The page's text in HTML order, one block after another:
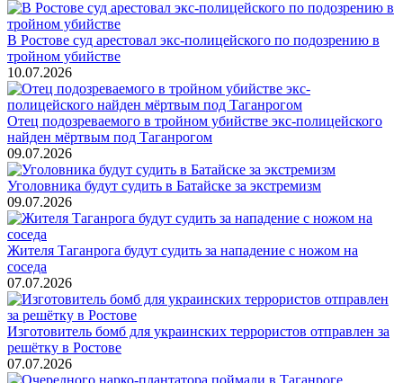
В Ростове суд арестовал экс-полицейского по подозрению в
тройном убийстве
10.07.2026
Отец подозреваемого в тройном убийстве экс-полицейского
найден мёртвым под Таганрогом
09.07.2026
Уголовника будут судить в Батайске за экстремизм
09.07.2026
Жителя Таганрога будут судить за нападение с ножом на
соседа
07.07.2026
Изготовитель бомб для украинских террористов отправлен за
решётку в Ростове
07.07.2026